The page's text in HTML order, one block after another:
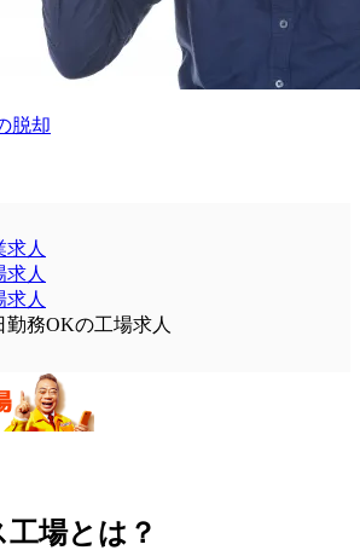
脱却
求人
求人
人
務OKの工場求人
場とは？